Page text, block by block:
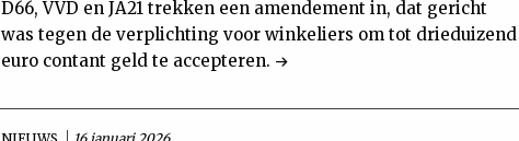
D66, VVD en JA21 trekken een amendement in, dat gericht
was tegen de verplichting voor winkeliers om tot drieduizend
euro contant geld te accepteren.